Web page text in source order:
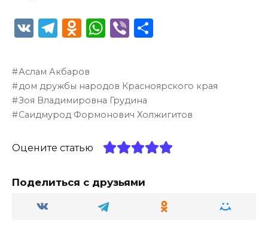
V
T
e
g
ra
m
O
n
o
kl
a
ss
ki
W
ts
A
p
p
Vi
р
в
и
т
Аслам Акбаров
дом дружбы народов Красноярского края
Зоя Владимировна Грудина
Саидмурод Формонович Холжигитов
Оцените статью
Поделиться с друзьями